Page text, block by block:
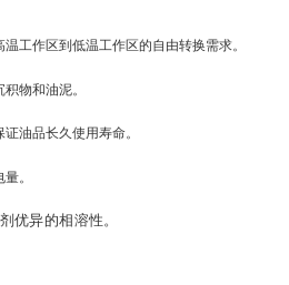
工作区到低温工作区的自由转换需求。
物和油泥。
油品长久使用寿命。
。
优异的相溶性。